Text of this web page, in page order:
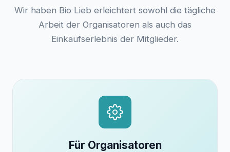
Wir haben Bio Lieb erleichtert sowohl die tägliche
Arbeit der Organisatoren als auch das
Einkaufserlebnis der Mitglieder.
Für Organisatoren